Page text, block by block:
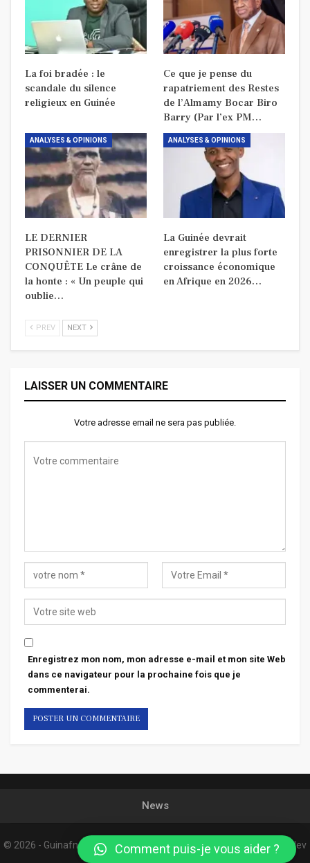
La foi bradée : le
scandale du silence
religieux en Guinée
Ce que je pense du
rapatriement des Restes
de l’Almamy Bocar Biro
Barry (Par l’ex PM…
ANALYSES & OPINIONS
LE DERNIER
PRISONNIER DE LA
CONQUÊTE Le crâne de
la honte : « Un peuple qui
oublie…
ANALYSES & OPINIONS
La Guinée devrait
enregistrer la plus forte
croissance économique
en Afrique en 2026…
PREV NEXT
LAISSER UN COMMENTAIRE
Votre adresse email ne sera pas publiée.
Enregistrez mon nom, mon adresse e-mail et mon site Web
dans ce navigateur pour la prochaine fois que je
commenterai.
News
© 2026 - Guinafnews. All Rights Reserved. Website Design:Confordev
Comment puis-je vous aider ?